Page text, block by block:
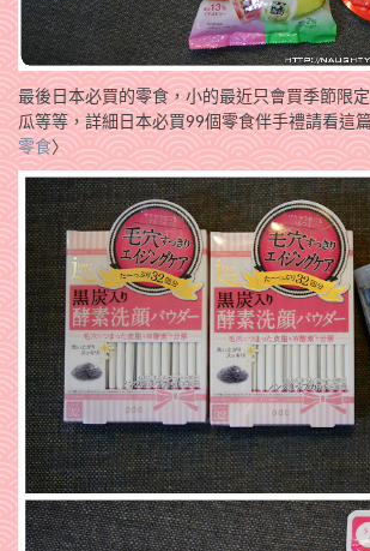
最後日本必買的零食，小的最近只會買季節限
瓜等等，詳細日本必買99個零食伴手禮請看這
零食〉